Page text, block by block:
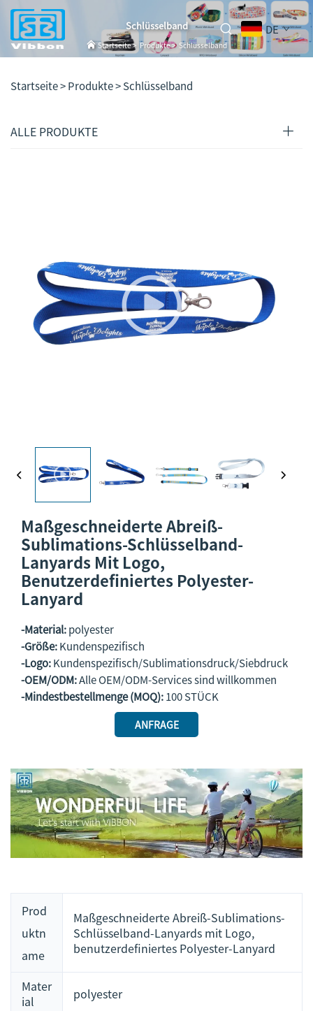
DE
Schlüsselband
Startseite>Produkte> Schlüsselband
Startseite >Produkte>Schlüsselband
ALLE PRODUKTE
Maßgeschneiderte Abreiß-
Sublimations-Schlüsselband-
Lanyards Mit Logo,
Benutzerdefiniertes Polyester-
Lanyard
-Material:polyester
-Größe:Kundenspezifisch
-Logo:Kundenspezifisch/Sublimationsdruck/Siebdruck
-OEM/ODM:Alle OEM/ODM-Services sind willkommen
-Mindestbestellmenge (MOQ):100 STÜCK
ANFRAGE
Prod
uktn
ame
Maßgeschneiderte Abreiß-Sublimations-
Schlüsselband-Lanyards mit Logo,
benutzerdefiniertes Polyester-Lanyard
Mater
ial
polyester